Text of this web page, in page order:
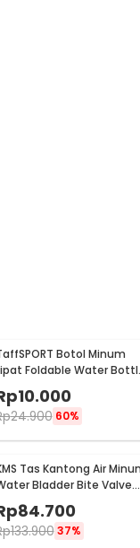
Botol Minum
Foldable Water
10.000
24.900 60%
Tas Kantong Air
Bladder Bite Valve
Hydration Bag 3L - BL018
84.700
133.900 37%